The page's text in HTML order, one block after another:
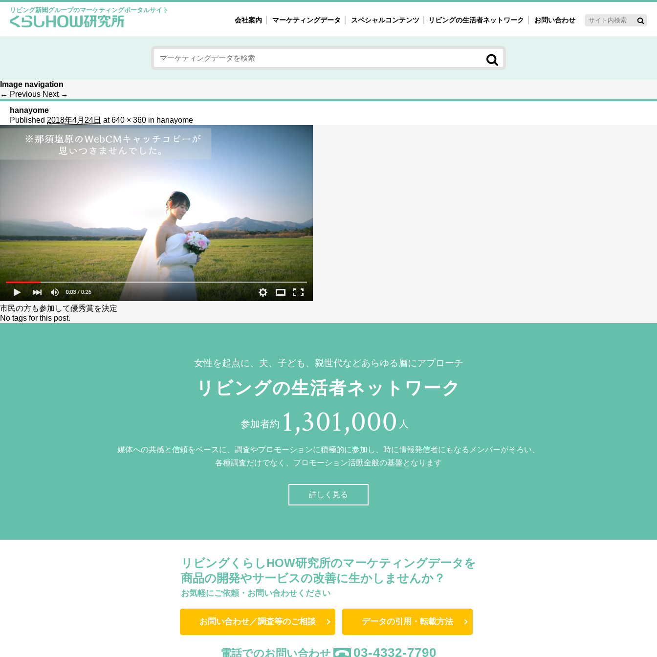
リビング新聞グループのマーケティングポータルサイト
会社案内 マーケティングデータ スペシャルコンテンツ
女性の気持ちと消費がリアルに見える
自主調査レポート
次にコレ来る!?
注目ターゲット・重点テーマ
40'ｓ～60'ｓマーケット研究室
母系新3世代消費研究室
リビングの生活者ネットワーク お問い合わせ
Image navigation
← Previous Next →
hanayome
Published 2018年4月24日 at640 × 360 in hanayome
市民の方も参加して優秀賞を決定
No tags for this post.
女性を起点に、夫、子ども、親世代などあらゆる層にアプローチ
リビングの生活者ネットワーク
参加者約 1,301,000 人
媒体への共感と信頼をベースに、調査やプロモーションに積極的に参加し、時に情報発信者にもなるメンバーがそろい、
各種調査だけでなく、プロモーション活動全般の基盤となります
詳しく見る
リビングくらしHOW研究所のマーケティングデータを
商品の開発やサービスの改善に生かしませんか？
お気軽にご依頼・お問い合わせください
お問い合わせ／調査等のご相談 データの引用・転載方法
電話でのお問い合わせ 03-4332-7790